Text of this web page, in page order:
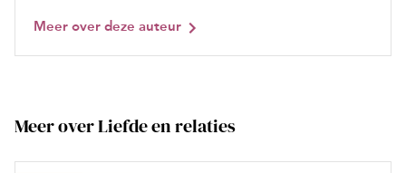
Meer over deze auteur
Meer over Liefde en relaties